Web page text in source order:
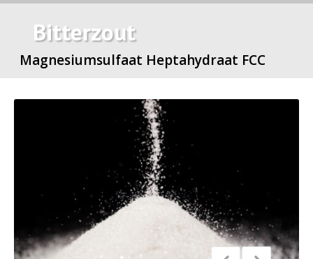
Bitterzout
Magnesiumsulfaat Heptahydraat FCC